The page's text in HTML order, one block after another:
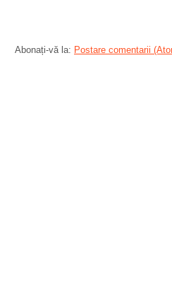
Abonați-vă la: Postare comentarii